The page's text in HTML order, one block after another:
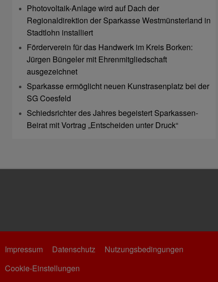
Photovoltaik-Anlage wird auf Dach der
Regionaldirektion der Sparkasse Westmünsterland in
Stadtlohn installiert
Förderverein für das Handwerk im Kreis Borken:
Jürgen Büngeler mit Ehrenmitgliedschaft
ausgezeichnet
Sparkasse ermöglicht neuen Kunstrasenplatz bei der
SG Coesfeld
Schiedsrichter des Jahres begeistert Sparkassen-
Beirat mit Vortrag „Entscheiden unter Druck“
Impressum Datenschutz
Nutzungsbedingungen
Cookie-Einstellungen